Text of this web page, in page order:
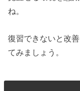
ね。
復習できないと改
てみましょう。